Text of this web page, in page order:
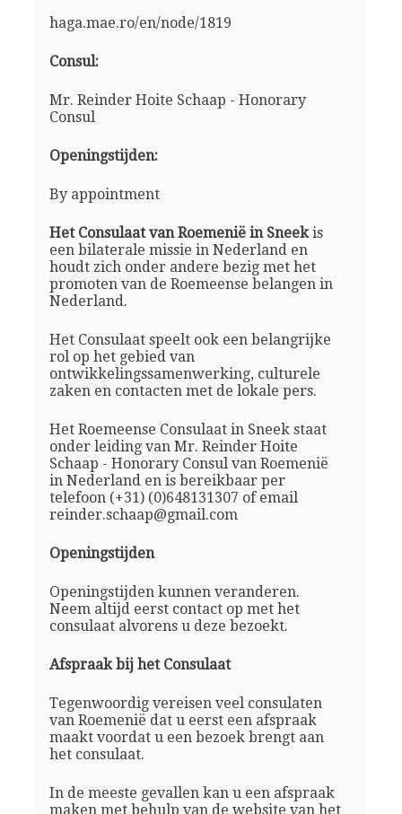
haga.mae.ro/en/node/1819
Consul:
Mr. Reinder Hoite Schaap - Honorary
Consul
Openingstijden:
By appointment
Het Consulaat van Roemenië in Sneekis
een bilaterale missie in Nederland en
houdt zich onder andere bezig met het
promoten van de Roemeense belangen in
Nederland.
Het Consulaat speelt ook een belangrijke
rol op het gebied van
ontwikkelingssamenwerking, culturele
zaken en contacten met de lokale pers.
Het Roemeense Consulaat in Sneek staat
onder leiding van Mr. Reinder Hoite
Schaap - Honorary Consul van Roemenië
in Nederland en is bereikbaar per
telefoon (+31) (0)648131307 of email
reinder.schaap@gmail.com
Openingstijden
Openingstijden kunnen veranderen.
Neem altijd eerst contact op met het
consulaat alvorens u deze bezoekt.
Afspraak bij het Consulaat
Tegenwoordig vereisen veel consulaten
van Roemenië dat u eerst een afspraak
maakt voordat u een bezoek brengt aan
het consulaat.
In de meeste gevallen kan u een afspraak
maken met behulp van de website van het